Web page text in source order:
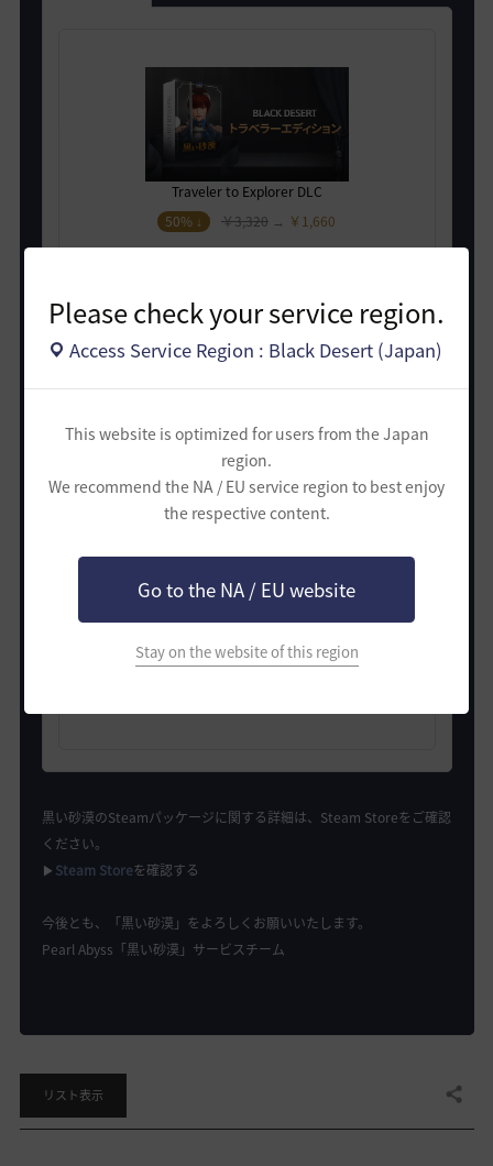
Please check your service region.
Access Service Region : Black Desert (Japan)
This website is optimized for users from the Japan
region.
We recommend the NA / EU service region to best enjoy
the respective content.
Go to the NA / EU website
Stay on the website of this region
Traveler to Explorer DLC
50% ↓
￥3,320→ ￥1,660
Explorer to Conqueror DLC
￥5,200→
Traveler to Conqueror DLC
黒い砂漠のSteamパッケージに関する詳細は、Steam Storeをご確認
ください。
▶ Steam Storeを確認する
今後とも、「黒い砂漠」をよろしくお願いいたします。
Pearl Abyss「黒い砂漠」サービスチーム
リスト表示 共有する